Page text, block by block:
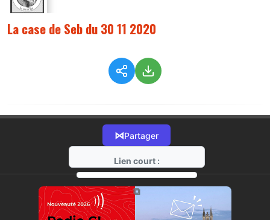
La case de Seb du 30 11 2020
⋈Partager
Lien court :
https://radio-g.fr?3251
⧉